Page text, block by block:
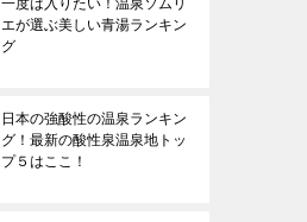
一度は入りたい！温泉ソムリ
エが選ぶ美しい青湯ランキン
グ
日本の強酸性の温泉ランキン
グ！最新の酸性泉温泉地トッ
プ５はここ！